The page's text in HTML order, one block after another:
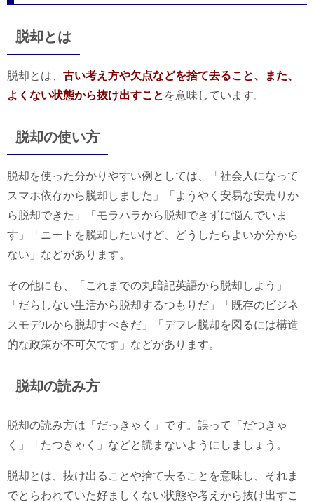
脱却とは
脱却とは、 古い考え方や欠点などを捨て去ること、また、
よくない状態から抜け出すこと を意味しています。
脱却の使い方
脱却を使った分かりやすい例としては、「社会人になって
スマホ依存から脱却しました」「ようやく安易な安売りか
ら脱却できた」「モラハラから脱却できずに悩んでいま
す」「ニートを脱却したいけど、どうしたらよいか分から
ない」などがあります。
その他にも、「これまでの丸暗記英語から脱却しよう」
「だらしない生活から脱却するつもりだ」「既存のビジネ
スモデルから脱却すべきだ」「デフレ脱却を図るには構造
的な政策が不可欠です」などがあります。
脱却の読み方
脱却の読み方は「だっきゃく」です。誤って「だつきゃ
く」「たつきゃく」などと読まないようにしましょう。
脱却とは、抜け出ることや捨て去ることを意味し、それま
でとらわれていた好ましくない状態や考えから抜け出すこ